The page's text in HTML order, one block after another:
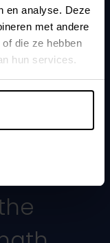
en analyse. Deze
met andere
die ze hebben
hun services.
good reason